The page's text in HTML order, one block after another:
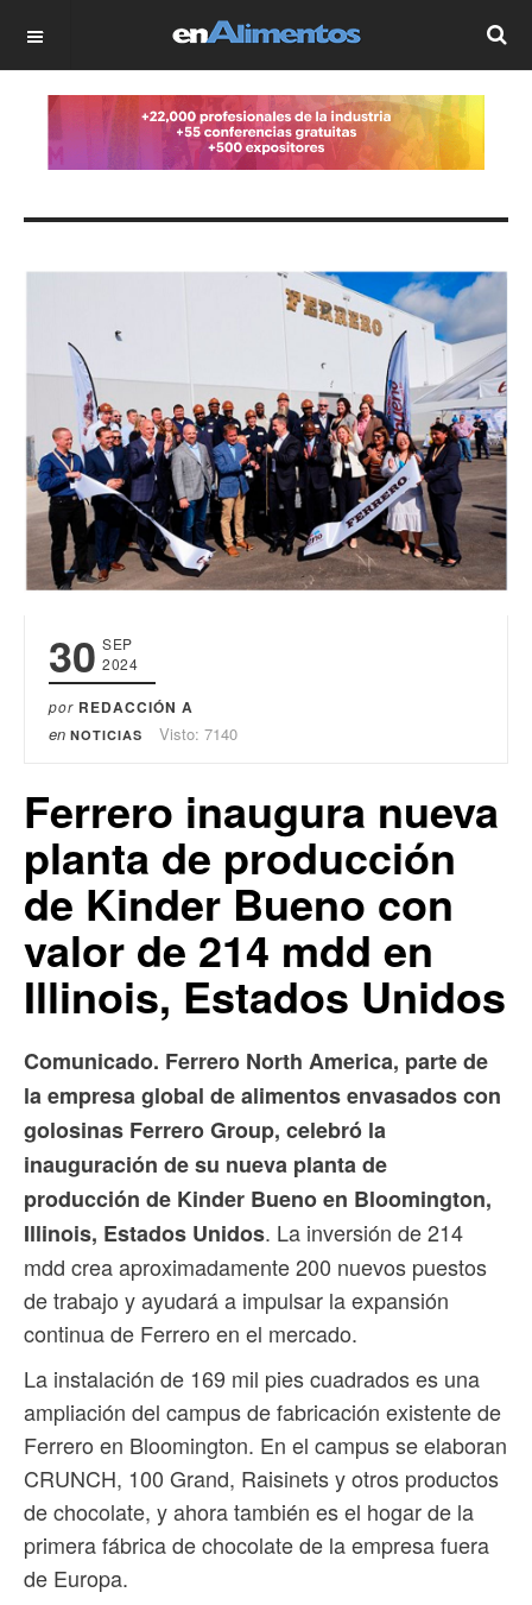
OFF CANVAS
30 SEP
2024
por REDACCIÓN A
en NOTICIAS Visto: 7140
Ferrero inaugura nueva
planta de producción
de Kinder Bueno con
valor de 214 mdd en
Illinois, Estados Unidos
Comunicado. Ferrero North America, parte de
la empresa global de alimentos envasados ​​con
golosinas Ferrero Group, celebró la
inauguración de su nueva planta de
producción de Kinder Bueno en Bloomington,
Illinois, Estados Unidos. La inversión de 214
mdd crea aproximadamente 200 nuevos puestos
de trabajo y ayudará a impulsar la expansión
continua de Ferrero en el mercado.
La instalación de 169 mil pies cuadrados es una
ampliación del campus de fabricación existente de
Ferrero en Bloomington. En el campus se elaboran
CRUNCH, 100 Grand, Raisinets y otros productos
de chocolate, y ahora también es el hogar de la
primera fábrica de chocolate de la empresa fuera
de Europa.